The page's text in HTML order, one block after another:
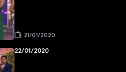
21/01/2020
22/01/2020